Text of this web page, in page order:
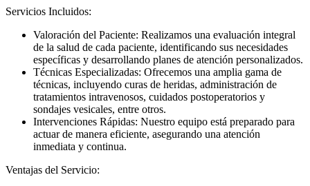
Servicios Incluidos:
Valoración del Paciente: Realizamos una evaluación integral
de la salud de cada paciente, identificando sus necesidades
específicas y desarrollando planes de atención personalizados.
Técnicas Especializadas: Ofrecemos una amplia gama de
técnicas, incluyendo curas de heridas, administración de
tratamientos intravenosos, cuidados postoperatorios y
sondajes vesicales, entre otros.
Intervenciones Rápidas: Nuestro equipo está preparado para
actuar de manera eficiente, asegurando una atención
inmediata y continua.
Ventajas del Servicio: